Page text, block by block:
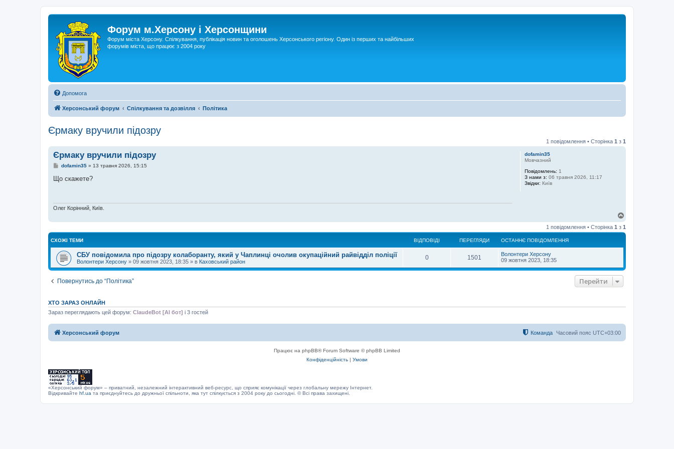
Форум м.Херсону і Херсонщини
Форум міста Херсону. Спілкування, публікація новин та оголошень Херсонського регіону. Один із перших та найбільших
форумів міста, що працює з 2004 року
Допомога
Херсонський форум Спілкування та дозвілля Політика
Єрмаку вручили підозру
1 повідомлення • Сторінка 1 з 1
dofamin35
Мовчазний
Повідомлень: 1
З нами з: 06 травня 2026, 11:17
Звідки: Київ
Єрмаку вручили підозру
П
в
і
л
я
dofamin35» 13 травня 2026, 15:15
Що скажете?
Олег Корінний, Київ.
г
о
1 повідомлення • Сторінка 1 з 1
СХОЖІ ТЕМИ ВІДПОВІДІ ПЕРЕГЛЯДИ ОСТАННЄ ПОВІДОМЛЕННЯ
СБУ повідомила про підозру колаборанту, який у Чаплинці очолив окупаційний райвідділ поліції
Волонтери Херсону » 09 жовтня 2023, 18:35 » в Каховський район
0 1501
Волонтери Херсону
09 жовтня 2023, 18:35
Повернутись до “Політика” Перейти
ХТО ЗАРАЗ ОНЛАЙН
Зараз переглядають цей форум: ClaudeBot [AI бот] і 3 гостей
Херсонський форум Часовий пояс UTC+03:00
Команда
Працює на phpBB® Forum Software © phpBB Limited
Конфіденційність | Умови
«Херсонський форум» – приватний, незалежний інтерактивний веб-ресурс, що сприяє комунікації через глобальну мережу Інтернет.
Відкривайте hf.ua та приєднуйтесь до дружньої спільноти, яка тут спілкується з 2004 року до сьогодні. © Всі права захищені.